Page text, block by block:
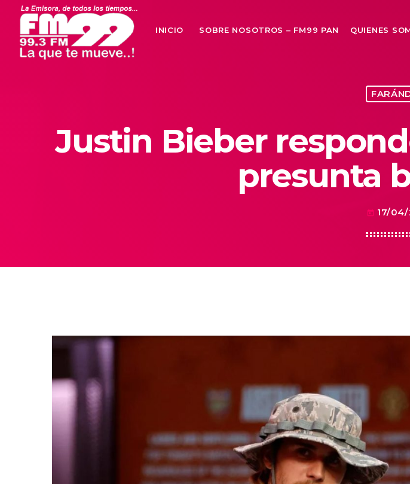
INICIO SOBRE NOSOTROS – FM99 PANAMAQUIENES
Justin Bieber
presunta
today 17/